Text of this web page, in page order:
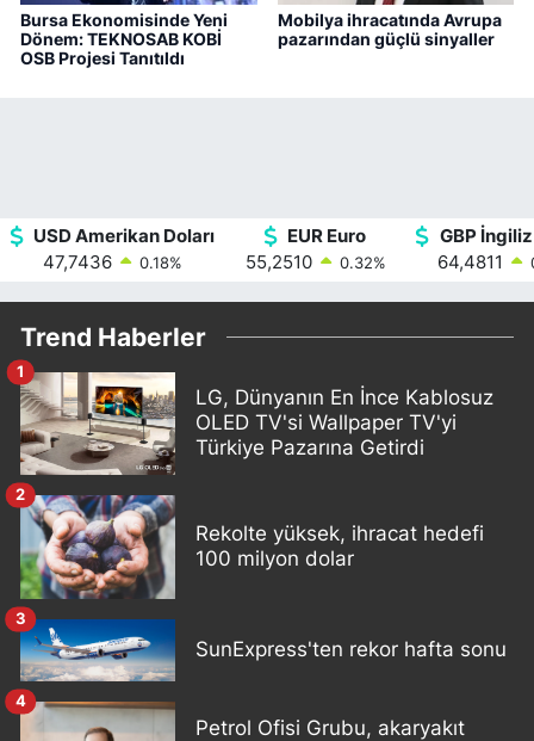
Bursa Ekonomisinde Yeni
Dönem: TEKNOSAB KOBİ
OSB Projesi Tanıtıldı
Mobilya ihracatında Avrupa
pazarından güçlü sinyaller
USD Amerikan Doları
47,7436
0.18%
EUR Euro
55,2510
0.32%
GBP
64,4811
Trend Haberler
LG, Dünyanın En İnce Kablosuz
OLED TV'si Wallpaper TV'yi
Türkiye Pazarına Getirdi
1
Rekolte yüksek, ihracat hedefi
100 milyon dolar
2
SunExpress'ten rekor hafta sonu
3
Petrol Ofisi Grubu, akaryakıt
4